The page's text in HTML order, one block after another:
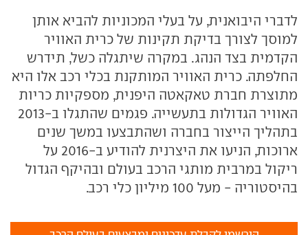
לדברי היבואנית, על בעלי המכוניות להביא אותן
למוסך לצורך בדיקת תקינות של כרית האוויר
הקדמית בצד הנהג. במקרה שיתגלה כשל, תידרש
החלפתה. כרית האוויר המותקנת בכלי רכב אלו היא
מתוצרת חברת טאקאטה היפנית, מספקיות כריות
האוויר הגדולות בתעשייה. פגמים שהתגלו ב-2013
בתהליך הייצור בחברה ושהתבצעו במשך שנים
ארוכות, הניעו את היצרנית להודיע ב-2016 על
ריקול במרבית מותגי הרכב בעולם ובהיקף הגדול
בהיסטוריה - מעל 100 מיליון כלי רכב.